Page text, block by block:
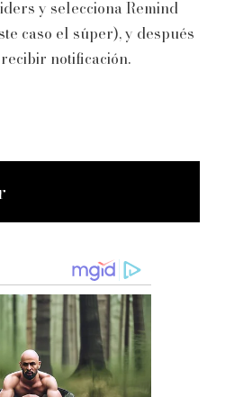
y selecciona Remind
caso el súper), y después
notificación.